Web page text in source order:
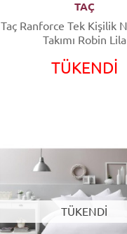
TAÇ
Taç Ranforce Tek Kişilik Nevresim
Takımı Robin Lila
TÜKENDİ
TÜKENDİ